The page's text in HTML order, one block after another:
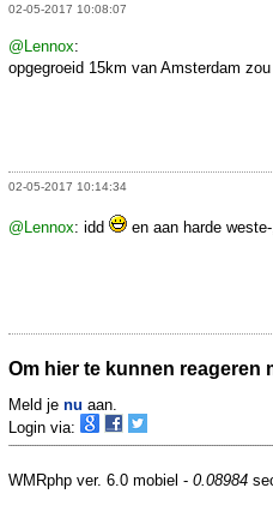
02-05-2017 10:08:07
@Lennox:
opgegroeid 15km van Amsterdam
02-05-2017 10:14:34
@Lennox: idd en aan harde
Om hier te kunnen reageren
Meld je nu aan.
Login via:
WMRphp ver. 6.0 mobiel - 0.08984